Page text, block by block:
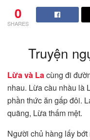
0
SHARES
Truyện
Lừa và Lacùng đi
nhau. Lừa càu nhàu là
phần thức ăn gấp đôi.
quãng, Lừa thấm mệt.
Người chủ hàng lấy